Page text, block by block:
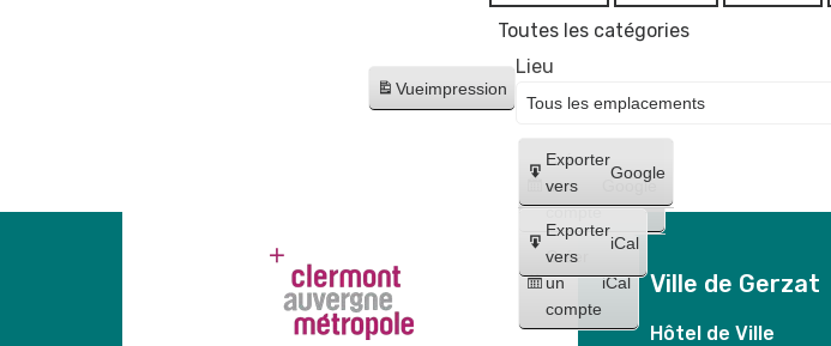
Toutes les catégories
Vueimpression
Créer
un
compte
Google
Créer
un
compte
iCal
Exporter
vers
Google
Exporter
vers
iCal
Lieu
Ville de Gerzat
Hôtel de Ville